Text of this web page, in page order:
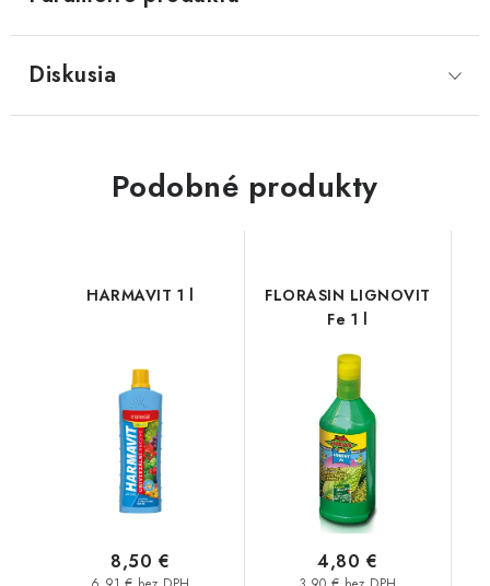
Diskusia
Podobné produkty
HARMAVIT 1 l
8,50 €
FLORASIN LIGNOVIT
Fe 1 l
4,80 €